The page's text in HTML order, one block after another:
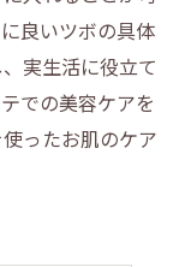
良いツボの具体
実生活に役立て
での美容ケアを
ったお肌のケア